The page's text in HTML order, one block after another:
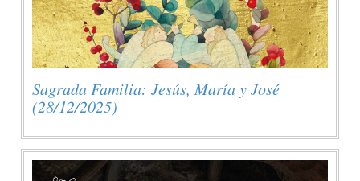
Sagrada Familia: Jesús, María y José
(28/12/2025)